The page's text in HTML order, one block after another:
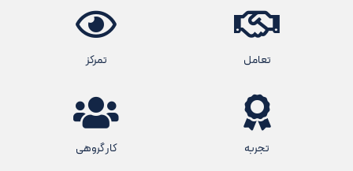
تعامل تمرکز
تجربه کار گروهی